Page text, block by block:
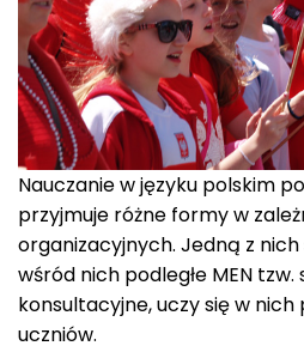
Nauczanie w języku polskim
przyjmuje różne formy w
organizacyjnych. Jedną z nich
wśród nich podległe MEN
konsultacyjne, uczy się w nich
uczniów.